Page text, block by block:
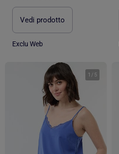
Vedi prodotto
Exclu Web
1 / 5